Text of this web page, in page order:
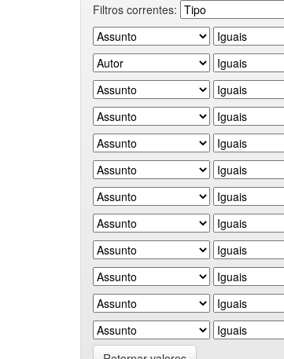
Filtros correntes: